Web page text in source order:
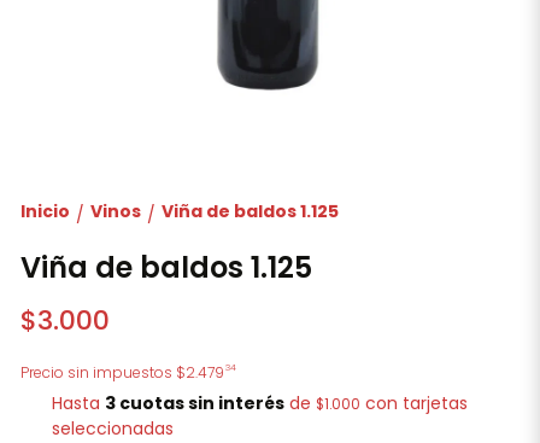
Inicio / Vinos / Viña de baldos 1.125
Viña de baldos 1.125
$3.000
Precio sin impuestos $2.47934
Hasta 3 cuotas sin interésde $1.000 con tarjetas
seleccionadas